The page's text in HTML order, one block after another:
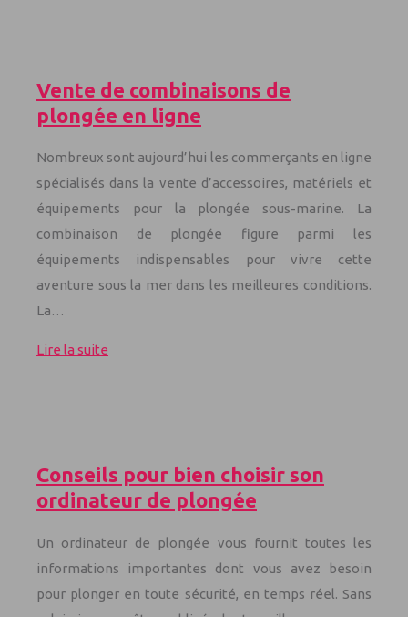
Vente de combinaisons de
plongée en ligne
Nombreux sont aujourd’hui les commerçants en ligne
spécialisés dans la vente d’accessoires, matériels et
équipements pour la plongée sous-marine. La
combinaison de plongée figure parmi les
équipements indispensables pour vivre cette
aventure sous la mer dans les meilleures conditions.
La…
Lire la suite
Conseils pour bien choisir son
ordinateur de plongée
Un ordinateur de plongée vous fournit toutes les
informations importantes dont vous avez besoin
pour plonger en toute sécurité, en temps réel. Sans